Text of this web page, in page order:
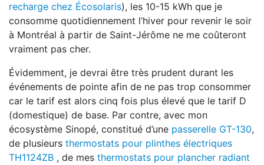
recharge chez Écosolaris), les 10-15 kWh que je
consomme quotidiennement l’hiver pour revenir le soir
à Montréal à partir de Saint-Jérôme ne me coûteront
vraiment pas cher.
Évidemment, je devrai être très prudent durant les
événements de pointe afin de ne pas trop consommer
car le tarif est alors cinq fois plus élevé que le tarif D
(domestique) de base. Par contre, avec mon
écosystème Sinopé, constitué d’une passerelle GT-130,
de plusieurs thermostats pour plinthes électriques
TH1124ZB , de mes thermostats pour plancher radiant